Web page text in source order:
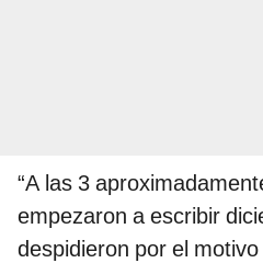
“A las 3
empezaron a escribir
despidieron por el